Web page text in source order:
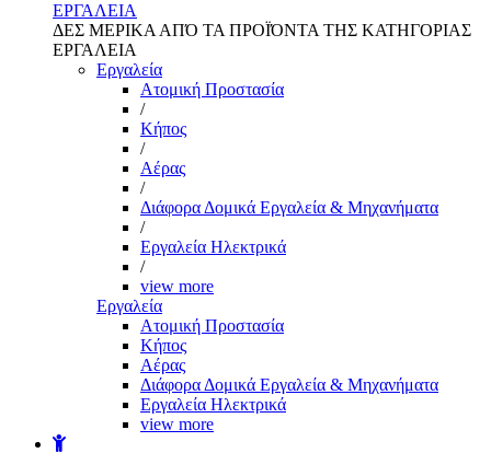
ΕΡΓΑΛΕΙΑ
ΔΕΣ ΜΕΡΙΚΑ ΑΠΌ ΤΑ ΠΡΟΪΌΝΤΑ ΤΗΣ ΚΑΤΗΓΟΡΙΑΣ
ΕΡΓΑΛΕΙΑ
Εργαλεία
Aτομική Προστασία
/
Kήπος
/
Αέρας
/
Διάφορα Δομικά Εργαλεία & Μηχανήματα
/
Εργαλεία Ηλεκτρικά
/
view more
Εργαλεία
Aτομική Προστασία
Kήπος
Αέρας
Διάφορα Δομικά Εργαλεία & Μηχανήματα
Εργαλεία Ηλεκτρικά
view more